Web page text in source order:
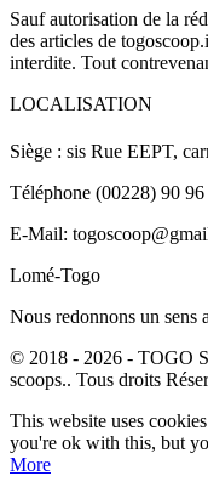
Sauf autorisation de la
des articles de
interdite. Tout
LOCALISATION
Siège : sis Rue EEPT,
Téléphone (00228) 90
E-Mail:
Lomé-Togo
Nous redonnons un sens
© 2018 - 2026 - TOGO
scoops.. Tous droits
This website uses
you're ok with this, but
More